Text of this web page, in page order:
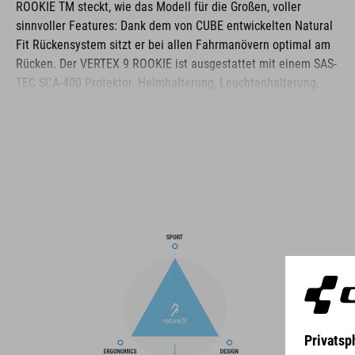
ROOKIE TM steckt, wie das Modell für die Großen, voller
sinnvoller Features: Dank dem von CUBE entwickelten Natural
Fit Rückensystem sitzt er bei allen Fahrmanövern optimal am
Rücken. Der VERTEX 9 ROOKIE ist ausgestattet mit einem SAS-
TEC SCA-400 Protektor. Helmhalterung, Leuchtenhalterung,
Die Marke CUBE steht für innovative und qualitativ